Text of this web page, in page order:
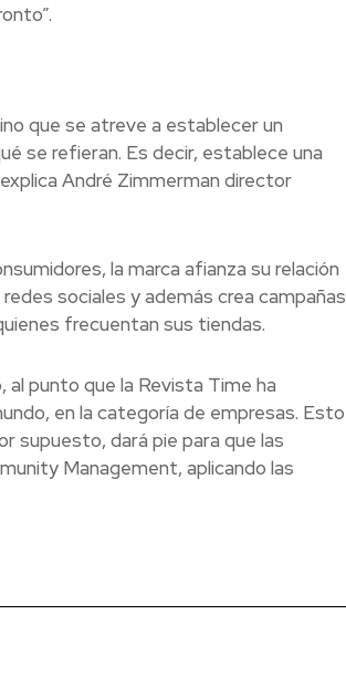
que se atreve a establecer un
se refieran. Es decir, establece una
André Zimmerman director
la marca afianza su relación
sociales y además crea campañas
frecuentan sus tiendas.
punto que la Revista Time ha
en la categoría de empresas. Esto
supuesto, dará pie para que las
Management, aplicando las